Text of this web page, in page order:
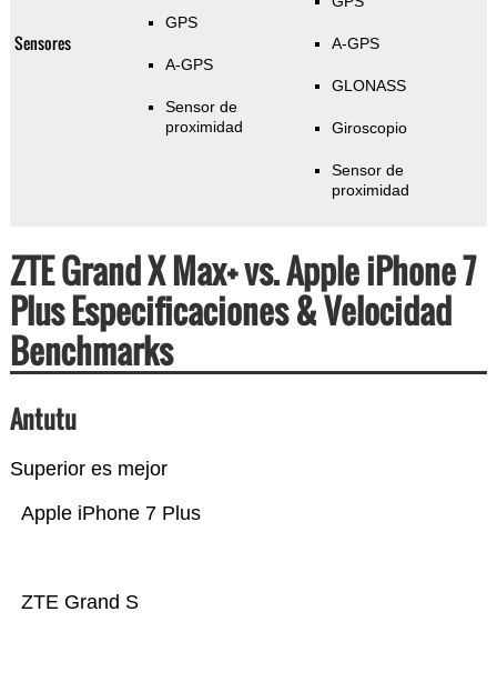
Sensores
GPS
A-GPS
Sensor de
proximidad
A-GPS
GLONASS
Giroscopio
Sensor de
proximidad
ZTE Grand X Max+ vs. Apple iPhone 7
Plus Especificaciones & Velocidad
Benchmarks
Antutu
Superior es mejor
ZTE Grand S
Apple iPhone 7 Plus